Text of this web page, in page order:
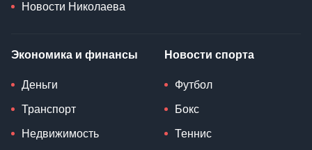
Новости Николаева
Экономика и финансы
Деньги
Транспорт
Недвижимость
Новости спорта
Футбол
Бокс
Теннис